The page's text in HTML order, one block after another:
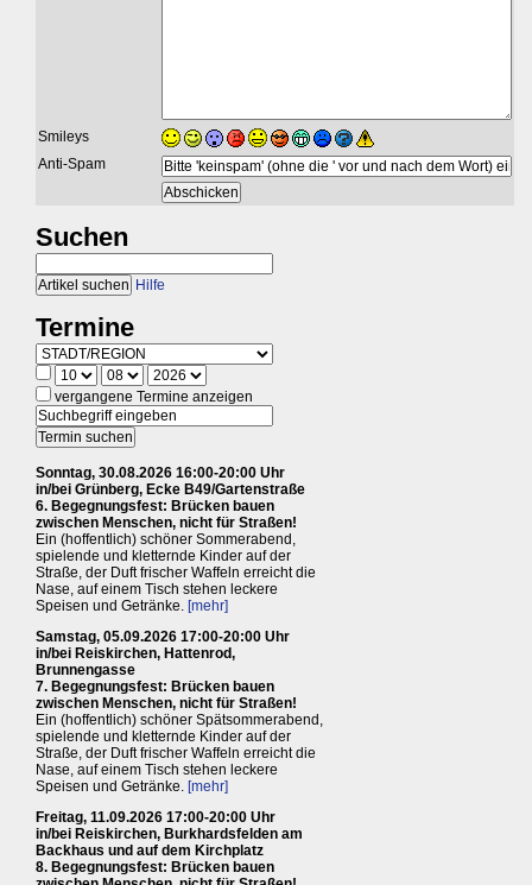
Smileys
Anti-Spam
Suchen
Hilfe
Termine
vergangene Termine anzeigen
Sonntag, 30.08.2026 16:00-20:00 Uhr
in/bei Grünberg, Ecke B49/Gartenstraße
6. Begegnungsfest: Brücken bauen
zwischen Menschen, nicht für Straßen!
Ein (hoffentlich) schöner Sommerabend,
spielende und kletternde Kinder auf der
Straße, der Duft frischer Waffeln erreicht die
Nase, auf einem Tisch stehen leckere
Speisen und Getränke. [mehr]
Samstag, 05.09.2026 17:00-20:00 Uhr
in/bei Reiskirchen, Hattenrod,
Brunnengasse
7. Begegnungsfest: Brücken bauen
zwischen Menschen, nicht für Straßen!
Ein (hoffentlich) schöner Spätsommerabend,
spielende und kletternde Kinder auf der
Straße, der Duft frischer Waffeln erreicht die
Nase, auf einem Tisch stehen leckere
Speisen und Getränke. [mehr]
Freitag, 11.09.2026 17:00-20:00 Uhr
in/bei Reiskirchen, Burkhardsfelden am
Backhaus und auf dem Kirchplatz
8. Begegnungsfest: Brücken bauen